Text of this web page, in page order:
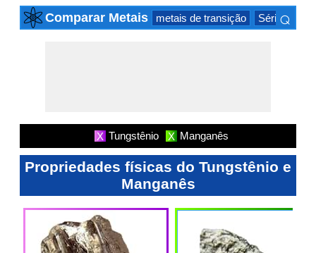
Comparar Metais metais de transição Série⌕
X Tungstênio X Manganês
Propriedades físicas do Tungstênio e
Manganês